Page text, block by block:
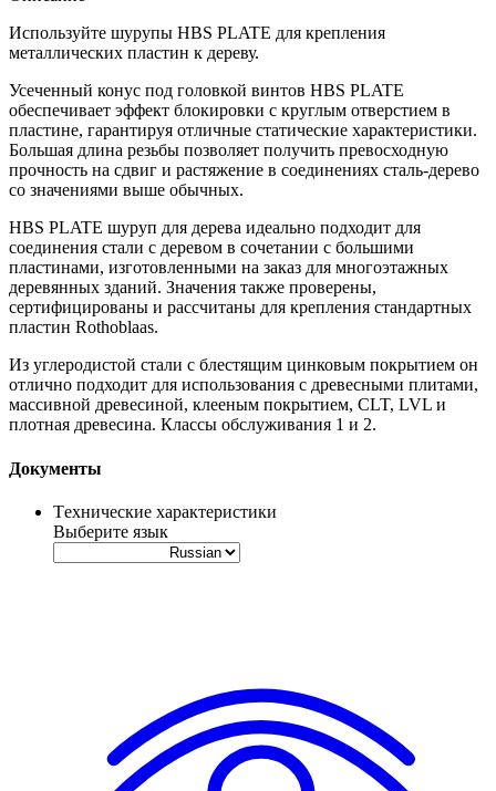
Используйте шурупы HBS PLATE для крепления
металлических пластин к дереву.
Усеченный конус под головкой винтов HBS PLATE
обеспечивает эффект блокировки с круглым отверстием в
пластине, гарантируя отличные статические характеристики.
Большая длина резьбы позволяет получить превосходную
прочность на сдвиг и растяжение в соединениях сталь-дерево
со значениями выше обычных.
HBS PLATE шуруп для дерева идеально подходит для
соединения стали с деревом в сочетании с большими
пластинами, изготовленными на заказ для многоэтажных
деревянных зданий. Значения также проверены,
сертифицированы и рассчитаны для крепления стандартных
пластин Rothoblaas.
Из углеродистой стали с блестящим цинковым покрытием он
отлично подходит для использования с древесными плитами,
массивной древесиной, клееным покрытием, CLT, LVL и
плотная древесина. Классы обслуживания 1 и 2.
Документы
Tехнические характеристики
Выберите язык